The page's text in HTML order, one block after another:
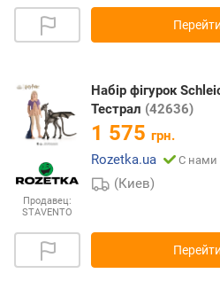
Продавец:
STAVENTO
Набір фігурок
Тестрал (42636)
1 575 грн.
Rozetka.ua
С нами
(Киев)